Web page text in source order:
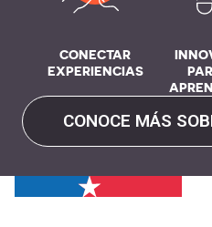
CONECTAR
EXPERIENCIAS
CONOCE MÁS